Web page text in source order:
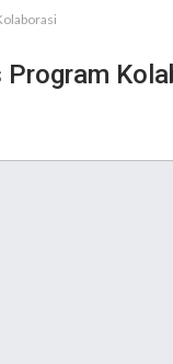
Program